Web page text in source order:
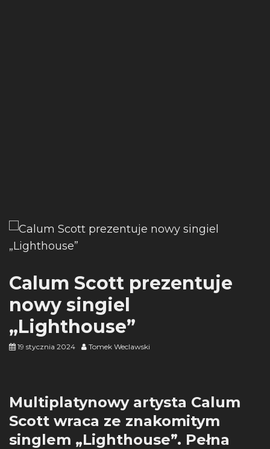
Calum Scott prezentuje
nowy singiel
„Lighthouse”
19 stycznia 2024 Tomek Weclawski
Multiplatynowy artysta Calum
Scott wraca ze znakomitym
singlem „Lighthouse”. Pełna